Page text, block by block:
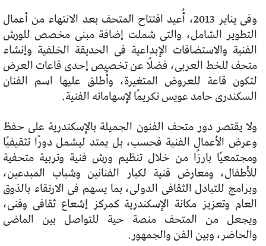
وفى يناير 2013، أُعيد افتتاح المتحف بعد الانتهاء من أعمال
التطوير الشامل، والتى شملت إضافة مبنى مخصص للورش
الفنية والاستضافات الإبداعية فى الحديقة الخلفية وإنشاء
متحف للخط العربى، فضلًا عن تخصيص إحدى قاعات العرض
لتكون قاعة للعروض المتغيرة، وأُطلق عليها اسم الفنان
السكندرى حامد عويس تكريمًا لإسهاماته الفنية.
ولا يقتصر دور متحف الفنون الجميلة بالإسكندرية على حفظ
وعرض الأعمال الفنية فحسب، بل يمتد ليشمل دورًا تثقيفيًا
ومجتمعيًا بارزًا من خلال تنظيم ورش فنية وتربية متحفية
للأطفال، ومعارض فنية لكبار الفنانين وشباب المبدعين،
وبرامج للتبادل الثقافى الدولى، بما يسهم فى الارتقاء بالذوق
العام وتعزيز مكانة الإسكندرية كمركز إشعاع ثقافى وفنى،
ويجعل من المتحف منصة حية للتواصل بين الماضى
والحاضر، وبين الفن والجمهور.